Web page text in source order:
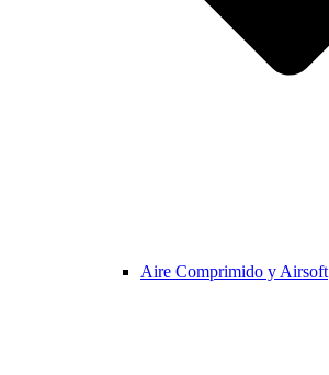
Aire Comprimido y Airsoft